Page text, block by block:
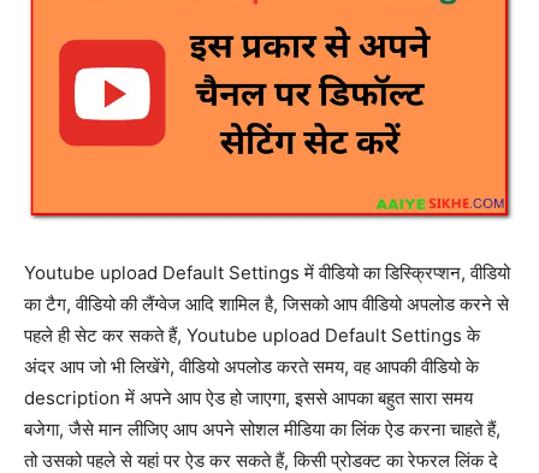
Youtube upload Default Settings में वीडियो का डिस्क्रिप्शन, वीडियो
का टैग, वीडियो की लैंग्वेज आदि शामिल है, जिसको आप वीडियो अपलोड करने से
पहले ही सेट कर सकते हैं, Youtube upload Default Settings के
अंदर आप जो भी लिखेंगे, वीडियो अपलोड करते समय, वह आपकी वीडियो के
description में अपने आप ऐड हो जाएगा, इससे आपका बहुत सारा समय
बजेगा, जैसे मान लीजिए आप अपने सोशल मीडिया का लिंक ऐड करना चाहते हैं,
तो उसको पहले से यहां पर ऐड कर सकते हैं, किसी प्रोडक्ट का रेफरल लिंक दे